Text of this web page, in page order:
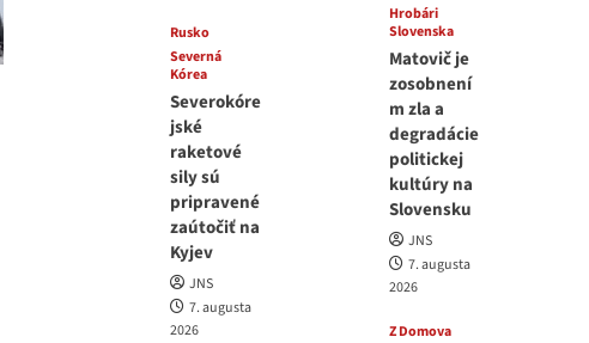
Rusko
Severná
Kórea
Severokóre
jské
raketové
sily sú
pripravené
zaútočiť na
Kyjev
JNS
7. augusta
2026
Hrobári
Slovenska
Matovič je
zosobnení
m zla a
degradácie
politickej
kultúry na
Slovensku
JNS
7. augusta
2026
Z Domova